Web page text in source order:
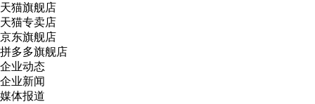
天猫旗舰店
天猫专卖店
京东旗舰店
拼多多旗舰店
企业动态
企业新闻
媒体报道